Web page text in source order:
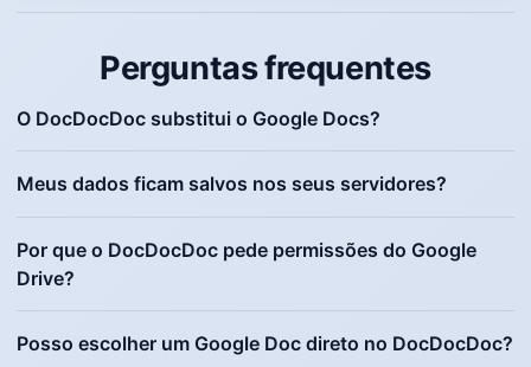
Perguntas frequentes
O DocDocDoc substitui o Google Docs?
Meus dados ficam salvos nos seus servidores?
Por que o DocDocDoc pede permissões do Google
Drive?
Posso escolher um Google Doc direto no DocDocDoc?